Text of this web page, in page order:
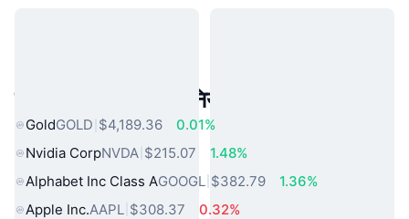
लोकप्रिय वास्तविक दुनिया की संपत्तियां
GoldGOLD $4,189.36
0.01%
Nvidia CorpNVDA $215.07
1.48%
Alphabet Inc Class AGOOGL $382.79
1.36%
Apple Inc.AAPL $308.37
0.32%